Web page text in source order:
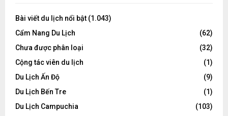
Bài viết du lịch nổi bật (1.043)
Cẩm Nang Du Lịch
(62)
Chưa được phân loại
(32)
Cộng tác viên du lịch
(1)
Du Lịch Ấn Độ
(9)
Du Lịch Bến Tre
(1)
Du Lịch Campuchia
(103)